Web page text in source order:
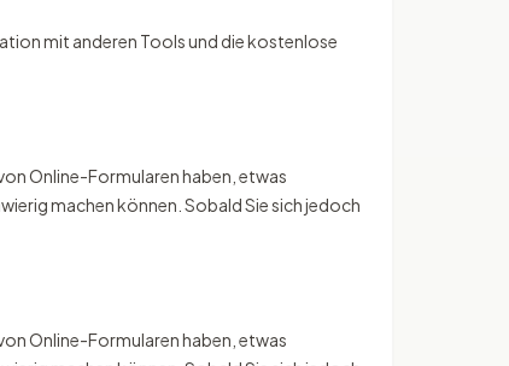
mit anderen Tools und die kostenlose
Online-Formularen haben, etwas
machen können. Sobald Sie sich jedoch
Online-Formularen haben, etwas